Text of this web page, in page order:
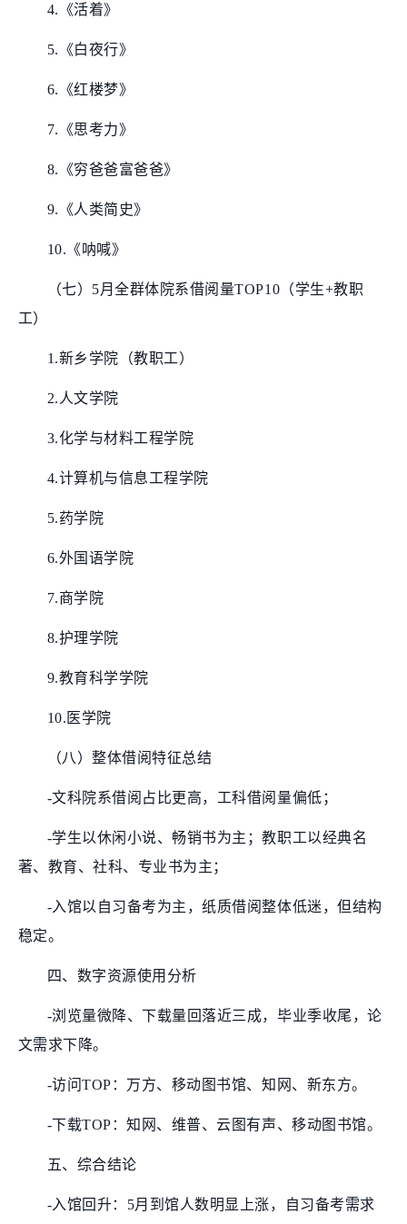
4.《活着》
5.《白夜行》
6.《红楼梦》
7.《思考力》
8.《穷爸爸富爸爸》
9.《人类简史》
10.《呐喊》
（七）5月全群体院系借阅量TOP10（学生+教职
工）
1.新乡学院（教职工）
2.人文学院
3.化学与材料工程学院
4.计算机与信息工程学院
5.药学院
6.外国语学院
7.商学院
8.护理学院
9.教育科学学院
10.医学院
（八）整体借阅特征总结
-文科院系借阅占比更高，工科借阅量偏低；
-学生以休闲小说、畅销书为主；教职工以经典名
著、教育、社科、专业书为主；
-入馆以自习备考为主，纸质借阅整体低迷，但结构
稳定。
四、数字资源使用分析
-浏览量微降、下载量回落近三成，毕业季收尾，论
文需求下降。
-访问TOP：万方、移动图书馆、知网、新东方。
-下载TOP：知网、维普、云图有声、移动图书馆。
五、综合结论
-入馆回升：5月到馆人数明显上涨，自习备考需求